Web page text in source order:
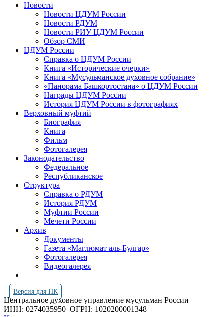
Новости
Новости ЦДУМ России
Новости РДУМ
Новости РИУ ЦДУМ России
Обзор СМИ
ЦДУМ России
Справка о ЦДУМ России
Книга «Исторические очерки»
Книга «Мусульманское духовное собрание»
«Панорама Башкортостана» о ЦДУМ России
Награды ЦДУМ России
История ЦДУМ России в фотографиях
Верховный муфтий
Биография
Книга
Фильм
Фотогалерея
Законодательство
Федеральное
Республиканское
Структура
Справка о РДУМ
История РДУМ
Муфтии России
Мечети России
Архив
Документы
Газета «Маглюмат аль-Булгар»
Фотогалерея
Видеогалерея
Версия для ПК
Центральное духовное управление мусульман России
ИНН: 0274035950 ОГРН: 1020200001348